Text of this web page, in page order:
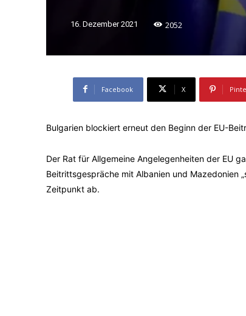
16. Dezember 2021 2052
Facebook X
Bulgarien blockiert erneut den Beginn der EU-
Der Rat für Allgemeine Angelegenheiten der EU
Beitrittsgespräche mit Albanien und Mazedonien
Zeitpunkt ab.